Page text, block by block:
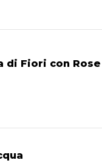
di Fiori con Rose